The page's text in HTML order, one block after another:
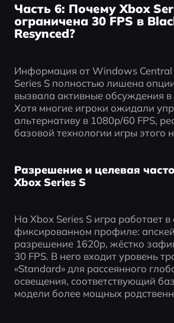
Часть 6: Почему Xbox
ограничена 30 FPS в
Resynced?
Информация от Windows Central
Series S полностью лишена
вызвала активные обсуждения в
Хотя многие игроки ожидали
альтернативу в 1080p/60 FPS,
базовой технологии игры этого
Разрешение и целевая
Xbox Series S
На Xbox Series S игра работает
фиксированном профиле:
разрешение 1620p, жёстко
30 FPS. В него входит уровень
«Standard» для рассеянного
освещения, соответствующий
модели более мощных